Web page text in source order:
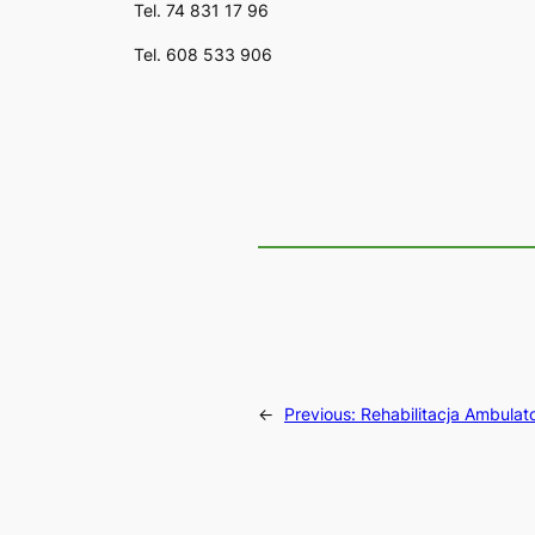
Tel. 74 831 17 96
Tel. 608 533 906
← Previous: Rehabilitacja